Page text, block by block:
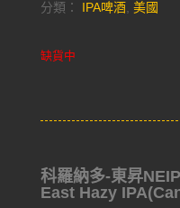
分類： IPA啤酒, 美國
缺貨中
科羅納多-東昇
East Hazy